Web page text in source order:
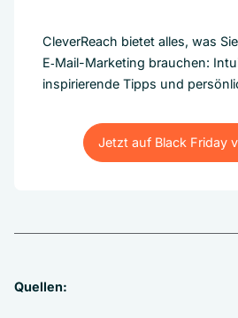
CleverReach bietet alles, was
E‑Mail-Marketing brauchen:
inspirierende Tipps und
Jetzt auf Black Friday
Jetzt auf Black Friday
Quellen: